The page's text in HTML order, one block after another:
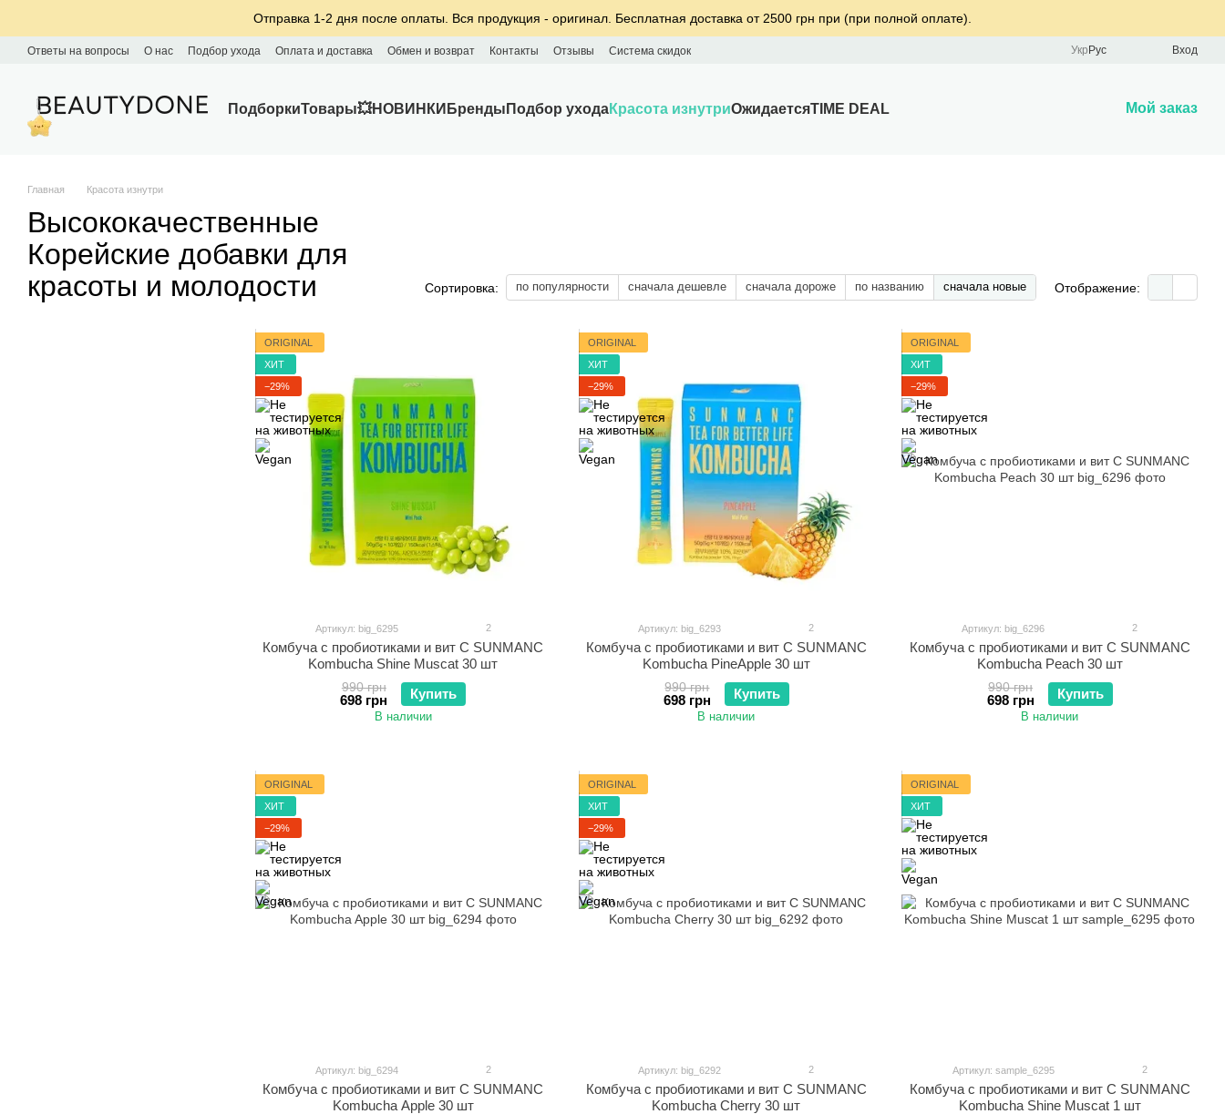
Отправка 1-2 дня после оплаты. Вся продукция - оригинал. Бесплатная доставка от 2500 грн при (при полной оплате).
Ответы на вопросы О нас Подбор ухода Оплата и доставка Обмен и возврат Контакты Отзывы Система скидок Укр Рус Вход
ПодборкиТовары💥НОВИНКИ Бренды Подбор уходаКрасота изнутриОжидаетсяTIME DEAL Мой заказ
Главная Красота изнутри
Высококачественные
Корейские добавки для
красоты и молодости
Сортировка: по популярности сначала дешевле сначала дороже по названию сначала новые Отображение:
ORIGINAL
ХИТ
−29%
Артикул: big_6295 2
Комбуча c пробиотиками и вит С SUNMANC
Kombucha Shine Muscat 30 шт
990 грн
698 грн Купить
В наличии
ORIGINAL
ХИТ
−29%
Артикул: big_6293 2
Комбуча с пробиотиками и вит С SUNMANC
Kombucha PineApple 30 шт
990 грн
698 грн Купить
В наличии
ORIGINAL
ХИТ
−29%
Артикул: big_6296 2
Комбуча c пробиотиками и вит С SUNMANC
Kombucha Peach 30 шт
990 грн
698 грн Купить
В наличии
ORIGINAL
ХИТ
−29%
Артикул: big_6294 2
Комбуча c пробиотиками и вит С SUNMANC
Kombucha Apple 30 шт
ORIGINAL
ХИТ
−29%
Артикул: big_6292 2
Комбуча c пробиотиками и вит С SUNMANC
Kombucha Cherry 30 шт
ORIGINAL
ХИТ
Артикул: sample_6295 2
Комбуча c пробиотиками и вит С SUNMANC
Kombucha Shine Muscat 1 шт